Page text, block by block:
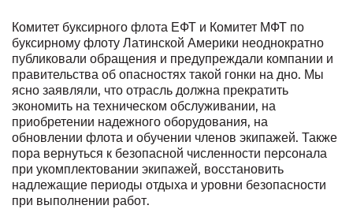
Комитет буксирного флота ЕФТ и Комитет МФТ по
буксирному флоту Латинской Америки неоднократно
публиковали обращения и предупреждали компании и
правительства об опасностях такой гонки на дно. Мы
ясно заявляли, что отрасль должна прекратить
экономить на техническом обслуживании, на
приобретении надежного оборудования, на
обновлении флота и обучении членов экипажей. Также
пора вернуться к безопасной численности персонала
при укомплектовании экипажей, восстановить
надлежащие периоды отдыха и уровни безопасности
при выполнении работ.